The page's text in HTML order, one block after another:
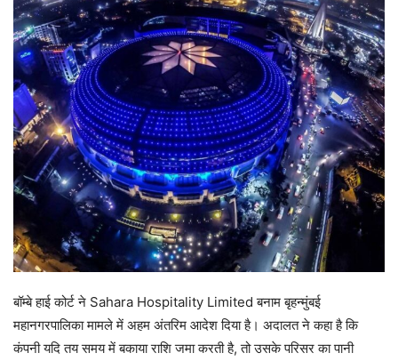
बॉम्बे हाई कोर्ट ने Sahara Hospitality Limited बनाम बृहन्मुंबई
महानगरपालिका मामले में अहम अंतरिम आदेश दिया है। अदालत ने कहा है कि
कंपनी यदि तय समय में बकाया राशि जमा करती है, तो उसके परिसर का पानी